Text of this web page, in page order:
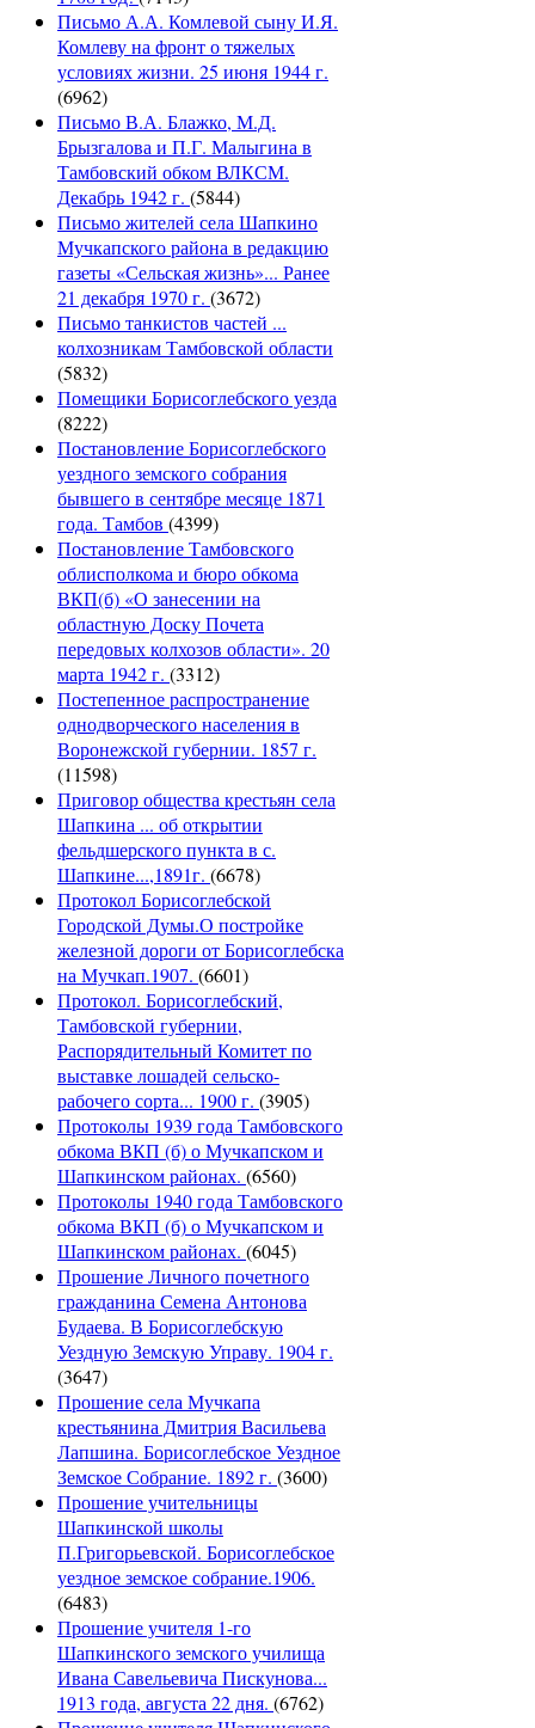
Письмо А.А. Комлевой сыну И.Я.
Комлеву на фронт о тяжелых
условиях жизни. 25 июня 1944 г.
(6962)
Письмо В.А. Блажко, М.Д.
Брызгалова и П.Г. Малыгина в
Тамбовский обком ВЛКСМ.
Декабрь 1942 г. (5844)
Письмо жителей села Шапкино
Мучкапского района в редакцию
газеты «Сельская жизнь»... Ранее
21 декабря 1970 г. (3672)
Письмо танкистов частей ...
колхозникам Тамбовской области
(5832)
Помещики Борисоглебского уезда
(8222)
Постановление Борисоглебского
уездного земского собрания
бывшего в сентябре месяце 1871
года. Тамбов (4399)
Постановление Тамбовского
облисполкома и бюро обкома
ВКП(б) «О занесении на
областную Доску Почета
передовых колхозов области». 20
марта 1942 г. (3312)
Постепенное распространение
однодворческого населения в
Воронежской губернии. 1857 г.
(11598)
Приговор общества крестьян села
Шапкина ... об открытии
фельдшерского пункта в с.
Шапкине...,1891г. (6678)
Протокол Борисоглебской
Городской Думы.О постройке
железной дороги от Борисоглебска
на Мучкап.1907. (6601)
Протокол. Борисоглебский,
Тамбовской губернии,
Распорядительный Комитет по
выставке лошадей сельско-
рабочего сорта... 1900 г. (3905)
Протоколы 1939 года Тамбовского
обкома ВКП (б) о Мучкапском и
Шапкинском районах. (6560)
Протоколы 1940 года Тамбовского
обкома ВКП (б) о Мучкапском и
Шапкинском районах. (6045)
Прошение Личного почетного
гражданина Семена Антонова
Будаева. В Борисоглебскую
Уездную Земскую Управу. 1904 г.
(3647)
Прошение села Мучкапа
крестьянина Дмитрия Васильева
Лапшина. Борисоглебское Уездное
Земское Собрание. 1892 г. (3600)
Прошение учительницы
Шапкинской школы
П.Григорьевской. Борисоглебское
уездное земское собрание.1906.
(6483)
Прошение учителя 1-го
Шапкинского земского училища
Ивана Савельевича Пискунова...
1913 года, августа 22 дня. (6762)